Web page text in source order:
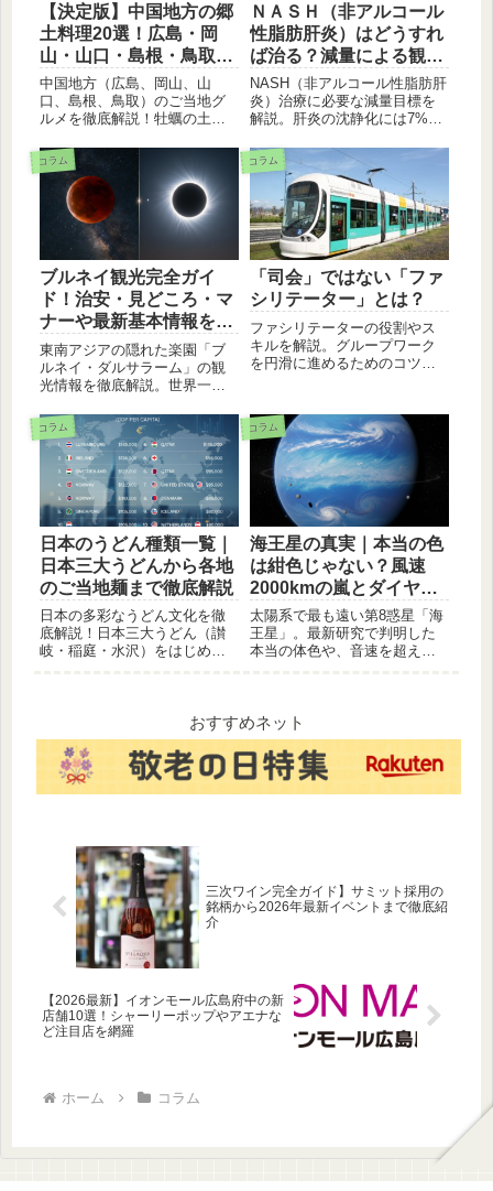
【決定版】中国地方の郷
土料理20選！広島・岡
山・山口・島根・鳥取の
絶品グルメ総まとめ
中国地方（広島、岡山、山
口、島根、鳥取）のご当地グ
ルメを徹底解説！牡蠣の土手
そば、出雲そばなど、瀬戸内
と日本海の豊かな恵みが詰ま
った地域別郷土料理を詳しく
紹介します。旅行や献立の参
考にどうぞ。
ＮＡＳＨ（非アルコール
性脂肪肝炎）はどうすれ
ば治る？減量による観点
からみたNASH改善
NASH（非アルコール性脂肪肝
炎）治療に必要な減量目標を
解説。肝炎の沈静化には7%
減が必要です。具体的な減量
効果と目標達成のポイントを
医師監修のもとで紹介。
コラム
ブルネイ観光完全ガイ
ド！治安・見どころ・マ
ナーや最新基本情報を解
説
東南アジアの隠れた楽園「ブ
ルネイ・ダルサラーム」の観
光情報を徹底解説。世界一美
落、7つ星ホテルなどの見どこ
ろから、治安、アルコール持
ち込み、宗教上のマナーま
で、旅行前に知っておきたい
基本情報を分かりやすく紹介
します。
コラム
「司会」ではない「ファ
シリテーター」とは？
ファシリテーターの役割やス
キルを解説。グループワーク
を円滑に進めるためのコツを
す。
コラム
日本のうどん種類一覧｜
日本三大うどんから各地
のご当地麺まで徹底解説
日本の多彩なうどん文化を徹
底解説！日本三大うどん（讃
岐・稲庭・水沢）をはじめ、
や食感の違いを一覧で紹介し
ます。自分好みのうどんを見
つけたい方必見のガイドで
す。
コラム
海王星の真実｜本当の色
は紺色じゃない？風速
2000kmの嵐とダイヤモ
ンドの雨
太陽系で最も遠い第8惑星「海
王星」。最新研究で判明した
本当の体色や、音速を超える
見された数奇な歴史や、逆走
する衛星トリトンの謎まで、
神秘に包まれた氷惑星の魅力
を深掘りします。
おすすめネット
三次ワイン完全ガイド】サミット採用の
銘柄から2026年最新イベントまで徹底紹
介
【2026最新】イオンモール広島府中の新
店舗10選！シャーリーポップやアエナな
ど注目店を網羅
ホーム コラム